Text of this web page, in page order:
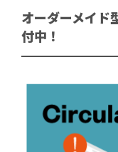
オーダーメイド
付中！